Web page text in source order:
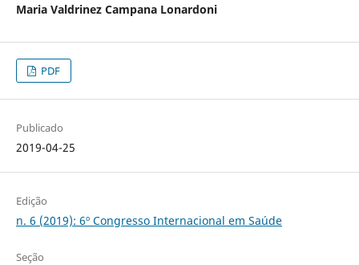
Maria Valdrinez Campana Lonardoni
PDF
Publicado
2019-04-25
Edição
n. 6 (2019): 6º Congresso Internacional em Saúde
Seção